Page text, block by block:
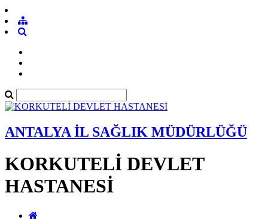
ANTALYA İL SAĞLIK MÜDÜRLÜĞÜ
KORKUTELİ DEVLET
HASTANESİ